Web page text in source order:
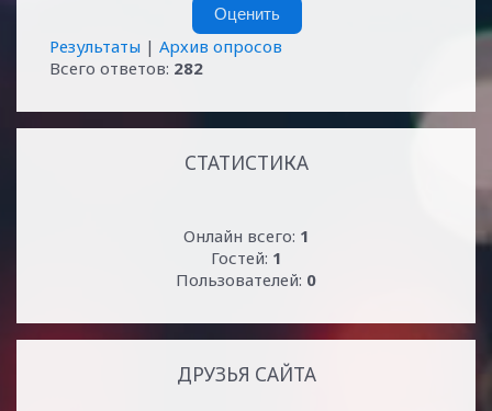
Результаты | Архив опросов
Всего ответов: 282
СТАТИСТИКА
Онлайн всего: 1
Гостей: 1
Пользователей: 0
ДРУЗЬЯ САЙТА